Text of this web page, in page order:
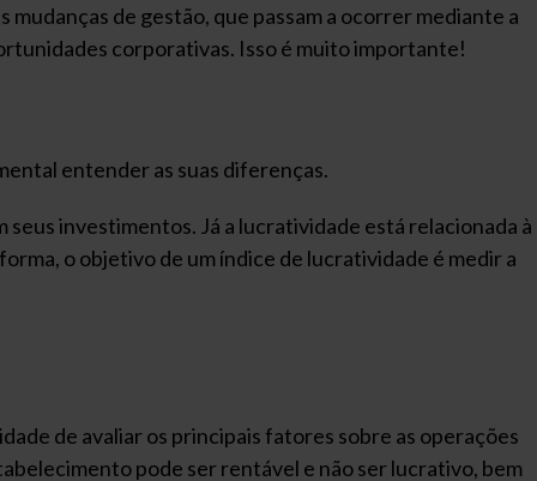
de gestão, que passam a ocorrer mediante a
corporativas. Isso é muito importante!
entender as suas diferenças.
investimentos. Já a lucratividade está relacionada à
o objetivo de um índice de lucratividade é medir a
de avaliar os principais fatores sobre as operações
pode ser rentável e não ser lucrativo, bem